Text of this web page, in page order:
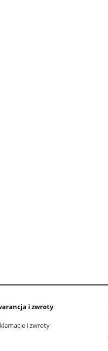
i zwroty
i zwroty